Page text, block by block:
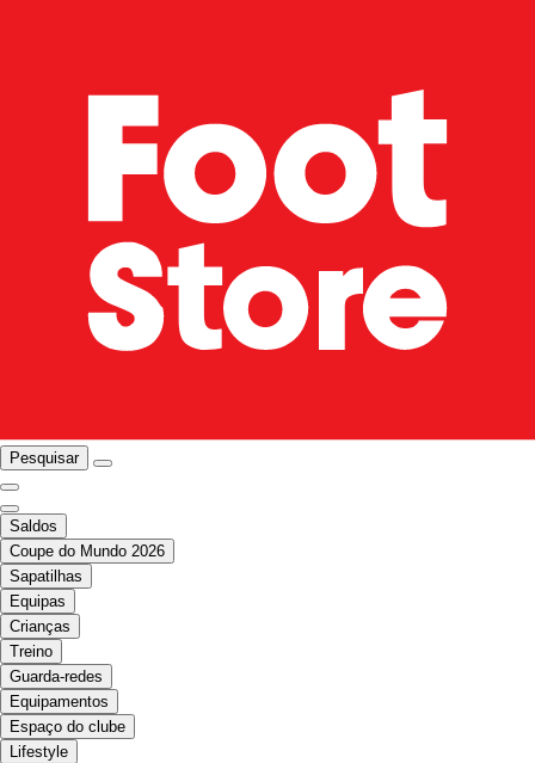
Pesquisar
Saldos
Coupe do Mundo 2026
Sapatilhas
Equipas
Crianças
Treino
Guarda-redes
Equipamentos
Espaço do clube
Lifestyle